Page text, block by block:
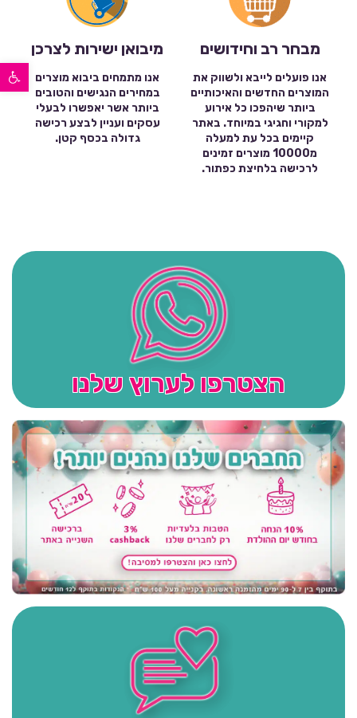
פתח סרגל נגישות
מבחר רב וחידושים
אנו פועלים לייבא ולשווק את
המוצרים החדשים והאיכותיים
ביותר שיהפכו כל אירוע
למקורי וחגיגי במיוחד. באתר
קיימים בכל עת למעלה
מ10000 מוצרים זמינים
לרכישה בלחיצת כפתור.
מיבואן ישירות לצרכן
אנו מתמחים ביבוא מוצרים
במחירים הנגישים והטובים
ביותר אשר יאפשרו לבעלי
עסקים ועניין לבצע רכישה
גדולה בכסף קטן.
הצטרפו לערוץ שלנו